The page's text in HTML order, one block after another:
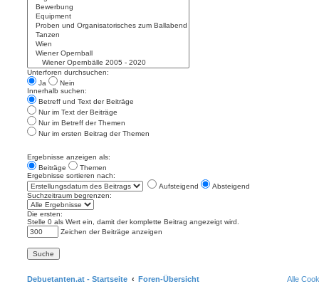
Unterforen durchsuchen:
Ja
Nein
Innerhalb suchen:
Betreff und Text der Beiträge
Nur im Text der Beiträge
Nur im Betreff der Themen
Nur im ersten Beitrag der Themen
Ergebnisse anzeigen als:
Beiträge
Themen
Ergebnisse sortieren nach:
Aufsteigend
Absteigend
Suchzeitraum begrenzen:
Die ersten:
Stelle 0 als Wert ein, damit der komplette Beitrag angezeigt wird.
Zeichen der Beiträge anzeigen
Debuetanten.at - Startseite Foren-Übersicht Alle